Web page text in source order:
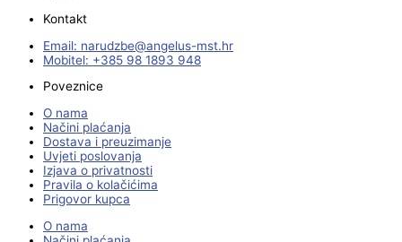
Kontakt
Email:
rh.tsm-sulegna
@ebzduran
Mobitel: +385 98 1893 948
Poveznice
O nama
Načini plaćanja
Dostava i preuzimanje
Uvjeti poslovanja
Izjava o privatnosti
Pravila o kolačićima
Prigovor kupca
O nama